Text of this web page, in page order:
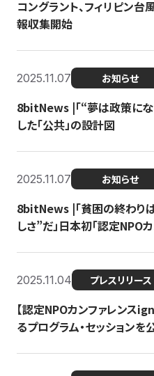
コングラント、フィリピン
報収集開始
2025.11.07 お知らせ
8bitNews |「“夢は政策に
した「公共」の設計図
2025.11.07 お知らせ
8bitNews |「貧困の終わり
しさ”だ」日本初「認定NPO
2025.11.04 プレスリリース
【認定NPOカンファレンス
るプログラム・セッションを